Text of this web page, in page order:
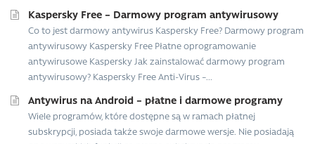
Kaspersky Free – Darmowy program antywirusowy
Co to jest darmowy antywirus Kaspersky Free? Darmowy program
antywirusowy Kaspersky Free Płatne oprogramowanie
antywirusowe Kaspersky Jak zainstalować darmowy program
antywirusowy? Kaspersky Free Anti-Virus –...
Antywirus na Android – płatne i darmowe programy
Wiele programów, które dostępne są w ramach płatnej
subskrypcji, posiada także swoje darmowe wersje. Nie posiadają